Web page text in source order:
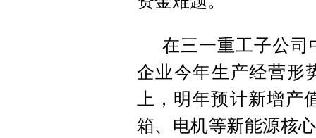
在三一重工子公司
企业今年生产经营形
上，明年预计新增产
箱、电机等新能源核